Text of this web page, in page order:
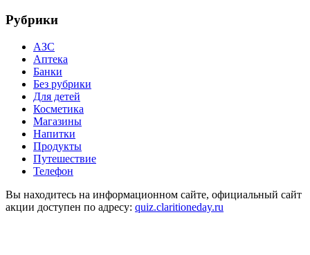
Рубрики
АЗС
Аптека
Банки
Без рубрики
Для детей
Косметика
Магазины
Напитки
Продукты
Путешествие
Телефон
Вы находитесь на информационном сайте, официальный сайт
акции доступен по адресу: quiz.claritioneday.ru